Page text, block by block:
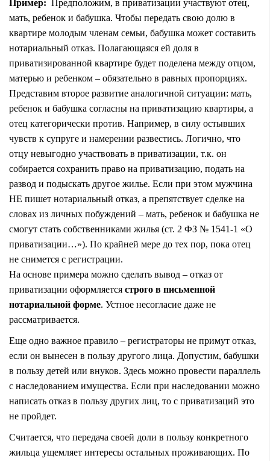
Пример: Предположим, в приватизации участвуют отец,
мать, ребенок и бабушка. Чтобы передать свою долю в
квартире молодым членам семьи, бабушка может составить
нотариальный отказ. Полагающаяся ей доля в
приватизированной квартире будет поделена между отцом,
матерью и ребенком – обязательно в равных пропорциях.
Представим второе развитие аналогичной ситуации: мать,
ребенок и бабушка согласны на приватизацию квартиры, а
отец категорически против. Например, в силу остывших
чувств к супруге и намерении развестись. Логично, что
отцу невыгодно участвовать в приватизации, т.к. он
собирается сохранить право на приватизацию, подать на
развод и подыскать другое жилье. Если при этом мужчина
НЕ пишет нотариальный отказ, а препятствует сделке на
словах из личных побуждений – мать, ребенок и бабушка не
смогут стать собственниками жилья (ст. 2 ФЗ № 1541-1 «О
приватизации…»). По крайней мере до тех пор, пока отец
не снимется с регистрации.
На основе примера можно сделать вывод – отказ от
приватизации оформляется строго в письменной
нотариальной форме. Устное несогласие даже не
рассматривается.
Еще одно важное правило – регистраторы не примут отказ,
если он вынесен в пользу другого лица. Допустим, бабушки
в пользу детей или внуков. Здесь можно провести параллель
с наследованием имущества. Если при наследовании можно
написать отказ в пользу других лиц, то с приватизаций это
не пройдет.
Считается, что передача своей доли в пользу конкретного
жильца ущемляет интересы остальных проживающих. По